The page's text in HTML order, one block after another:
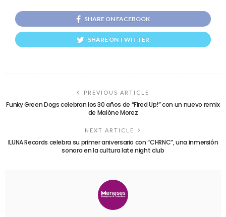
SHARE ON FACEBOOK
SHARE ON TWITTER
PREVIOUS ARTICLE
Funky Green Dogs celebran los 30 años de “Fired Up!” con un nuevo remix
de Malóne Morez
NEXT ARTICLE
ILUNA Records celebra su primer aniversario con “CHRNC”, una inmersión
sonora en la cultura late night club